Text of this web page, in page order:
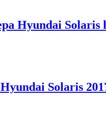
Hyundai
Solaris